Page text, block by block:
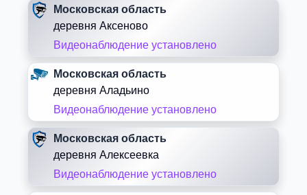
Московская область
деревня Аксеново
Видеонаблюдение установлено
Московская область
деревня Аладьино
Видеонаблюдение установлено
Московская область
деревня Алексеевка
Видеонаблюдение установлено